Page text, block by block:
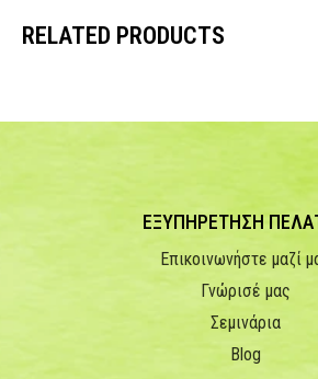
RELATED PRODUCTS
ΕΞΥΠΗΡΕΤΗΣΗ
Επικοινωνήστε μαζί
Γνώρισέ μας
Σεμινάρια
Blog